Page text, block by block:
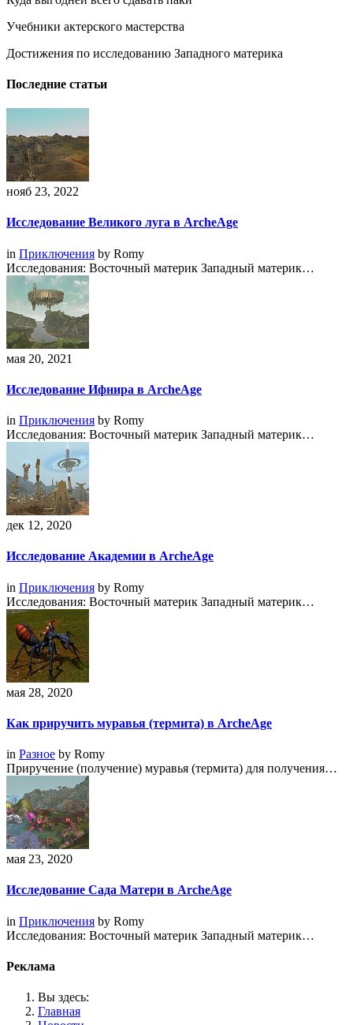
Учебники актерского мастерства
Достижения по исследованию Западного материка
Последние статьи
нояб 23, 2022
Исследование Великого луга в ArcheAge
in Приключения by Romy
Исследования: Восточный материк Западный материк…
мая 20, 2021
Исследование Ифнира в ArcheAge
in Приключения by Romy
Исследования: Восточный материк Западный материк…
дек 12, 2020
Исследование Академии в ArcheAge
in Приключения by Romy
Исследования: Восточный материк Западный материк…
мая 28, 2020
Как приручить муравья (термита) в ArcheAge
in Разное by Romy
Приручение (получение) муравья (термита) для получения…
мая 23, 2020
Исследование Сада Матери в ArcheAge
in Приключения by Romy
Исследования: Восточный материк Западный материк…
Реклама
Вы здесь:
Главная